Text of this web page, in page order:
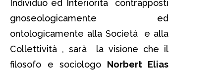
Individuo ed Interiorità contrapposti
gnoseologicamente ed
ontologicamente alla Società e alla
Collettività , sarà la visione che il
filosofo e sociologo Norbert Elias